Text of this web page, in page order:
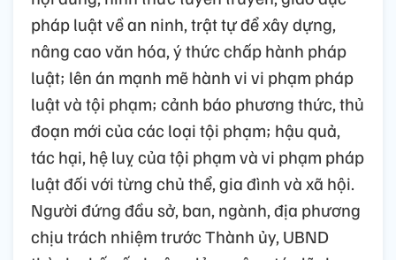
pháp luật về an ninh, trật tự để xây dựng,
nâng cao văn hóa, ý thức chấp hành pháp
luật; lên án mạnh mẽ hành vi vi phạm pháp
luật và tội phạm; cảnh báo phương thức, thủ
đoạn mới của các loại tội phạm; hậu quả,
tác hại, hệ luỵ của tội phạm và vi phạm pháp
luật đối với từng chủ thể, gia đình và xã hội.
Người đứng đầu sở, ban, ngành, địa phương
chịu trách nhiệm trước Thành ủy, UBND